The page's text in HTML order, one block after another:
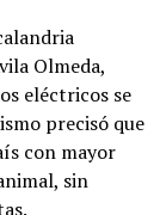
Olmeda,
eléctricos se
precisó que
con mayor
sin